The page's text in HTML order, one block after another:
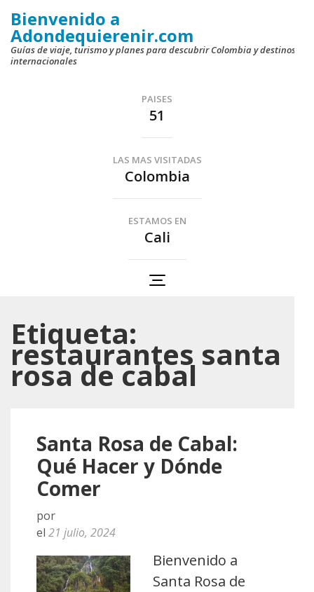
Saltar
contenido
Bienvenido a
Adondequierenir.com
Guías de viaje, turismo y planes para descubrir Colombia y destinos
internacionales
PAISES
51
LAS MAS VISITADAS
Colombia
ESTAMOS EN
Cali
Etiqueta:
restaurantes santa
rosa de cabal
Santa Rosa de Cabal:
Qué Hacer y Dónde
Comer
por
el 21 julio, 2024
Bienvenido a
Santa Rosa de